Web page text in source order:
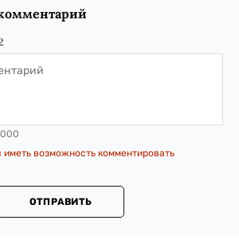
иметь возможность комментировать
ОТПРАВИТЬ